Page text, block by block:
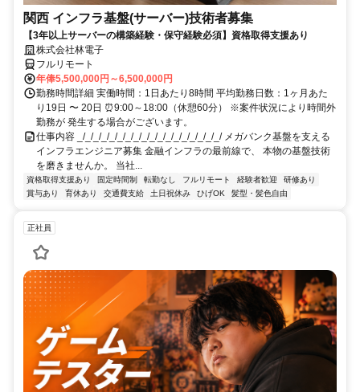
関西 インフラ基盤(サーバー)技術者募集
【3年以上サーバーの構築経験・保守経験必須】資格取得支援あり
株式会社林電子
フルリモート
年俸5,500,000円～6,500,000円
勤務時間詳細 実働時間：1日あたり8時間 平均勤務日数：1ヶ月あた
り19日 〜 20日 ⏰9:00～18:00（休憩60分） ※案件状況により時間外
勤務が 発生する場合がございます。
仕事内容 _/_/_/_/_/_/_/_/_/_/_/_/_/_/_/_/_/_/ メガバンク基盤を支える
インフラエンジニア募集 金融インフラの最前線で、 本物の基盤技術
を磨きませんか。 当社...
資格取得支援あり 固定時間制 転勤なし フルリモート 経験者歓迎
研修あり
賞与あり
育休あり 交通費支給 土日祝休み ひげOK 髪型・髪色自由
正社員